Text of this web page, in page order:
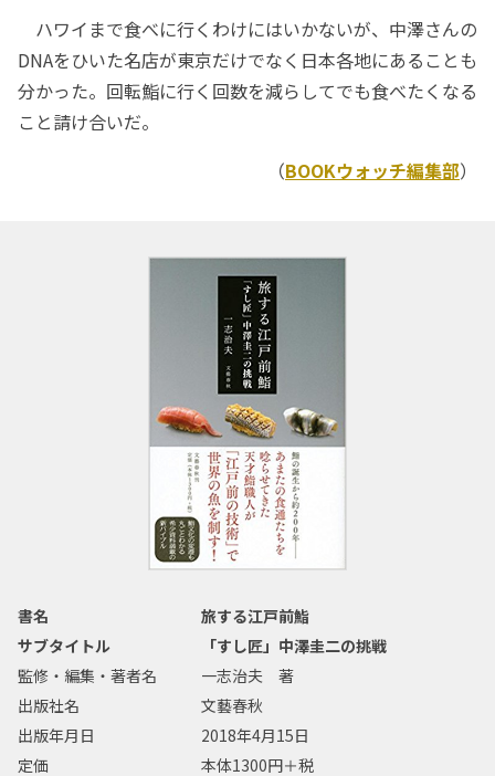
ハワイまで食べに行くわけにはいかないが、中澤さんの
DNAをひいた名店が東京だけでなく日本各地にあることも
分かった。回転鮨に行く回数を減らしてでも食べたくなる
こと請け合いだ。
（BOOKウォッチ編集部）
書名
旅する江戸前鮨
サブタイトル
「すし匠」中澤圭二の挑戦
監修・編集・著者名
一志治夫 著
出版社名
文藝春秋
出版年月日
2018年4月15日
定価
本体1300円＋税